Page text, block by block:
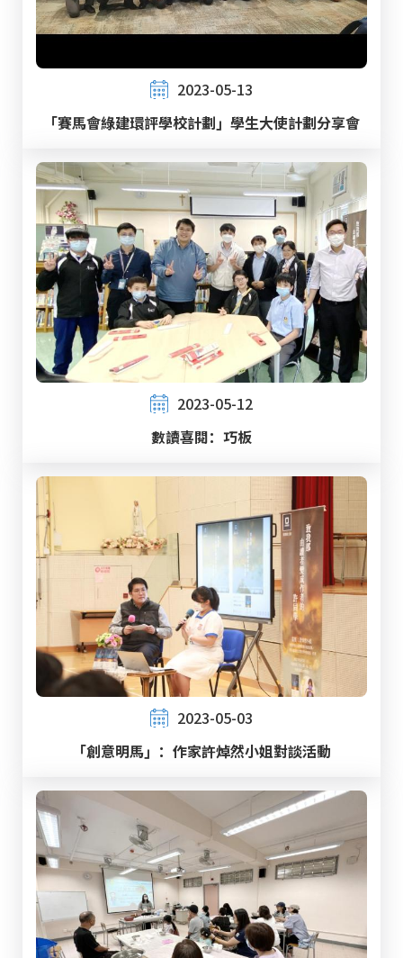
2023-05-13
「賽馬會綠建環評學校計劃」學生大使計劃分享會
2023-05-12
數讀喜閱：巧板
2023-05-03
「創意明馬」：作家許焯然小姐對談活動